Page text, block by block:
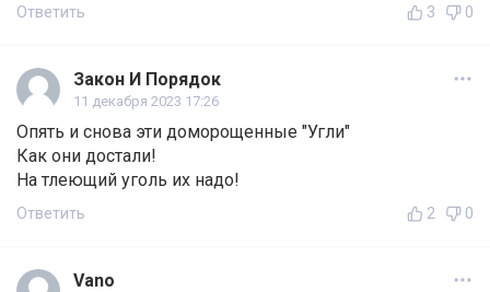
Ответить 3 0
Закон И Порядок
11 декабря 2023 17:26
Опять и снова эти доморощенные "Угли"
Как они достали!
На тлеющий уголь их надо!
Ответить 2 0
Vano